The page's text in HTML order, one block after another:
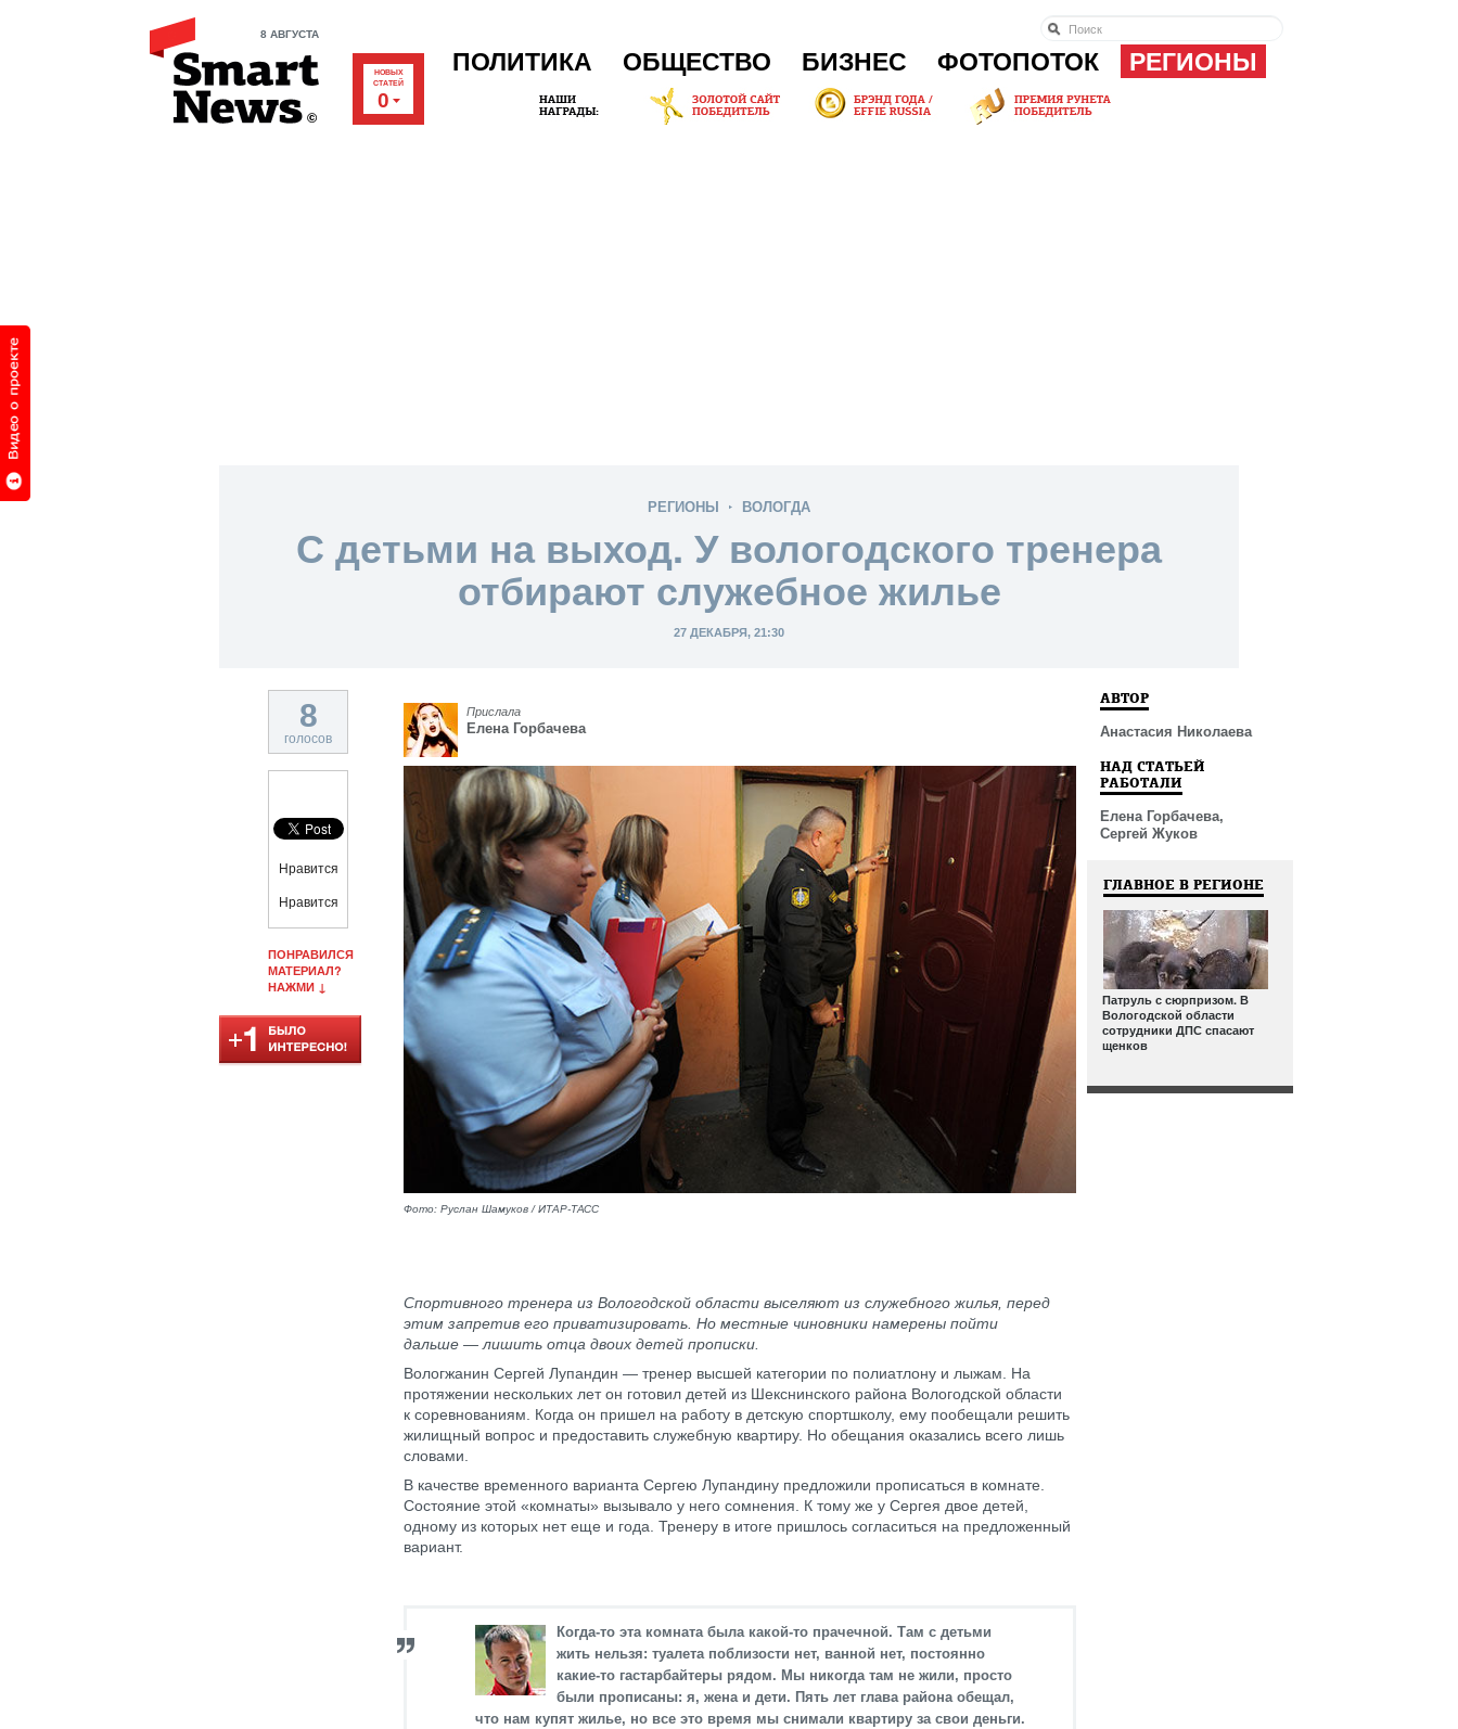
8 АВГУСТА
НОВЫХ
СТАТЕЙ
0
ПОЛИТИКА ОБЩЕСТВО БИЗНЕС ФОТОПОТОК РЕГИОНЫ
РЕГИОНЫ ВОЛОГДА
С детьми на выход. У вологодского тренера
отбирают служебное жилье
27 ДЕКАБРЯ, 21:30
8
голосов
Нравится
Нравится
ПОНРАВИЛСЯ
МАТЕРИАЛ?
НАЖМИ ↓
Прислала
Елена Горбачева
Фото: Руслан Шамуков / ИТАР-ТАСС
Спортивного тренера из Вологодской области выселяют из служебного жилья, перед
этим запретив его приватизировать. Но местные чиновники намерены пойти
дальше — лишить отца двоих детей прописки.
Вологжанин Сергей Лупандин — тренер высшей категории по полиатлону и лыжам. На
протяжении нескольких лет он готовил детей из Шекснинского района Вологодской области
к соревнованиям. Когда он пришел на работу в детскую спортшколу, ему пообещали решить
жилищный вопрос и предоставить служебную квартиру. Но обещания оказались всего лишь
словами.
В качестве временного варианта Сергею Лупандину предложили прописаться в комнате.
Состояние этой «комнаты» вызывало у него сомнения. К тому же у Сергея двое детей,
одному из которых нет еще и года. Тренеру в итоге пришлось согласиться на предложенный
вариант.
Когда-то эта комната была какой-то прачечной. Там с детьми
жить нельзя: туалета поблизости нет, ванной нет, постоянно
какие-то гастарбайтеры рядом. Мы никогда там не жили, просто
были прописаны: я, жена и дети. Пять лет глава района обещал,
что нам купят жилье, но все это время мы снимали квартиру за свои деньги.
АВТОР
Анастасия Николаева
НАД СТАТЬЕЙ
РАБОТАЛИ
Елена Горбачева,
Сергей Жуков
ГЛАВНОЕ В РЕГИОНЕ
Патруль с сюрпризом. В
Вологодской области
сотрудники ДПС спасают
щенков